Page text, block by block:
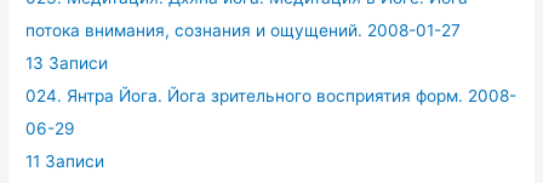
потока внимания, сознания и ощущений. 2008-01-27
13 Записи
024. Янтра Йога. Йога зрительного восприятия форм. 2008-
06-29
11 Записи